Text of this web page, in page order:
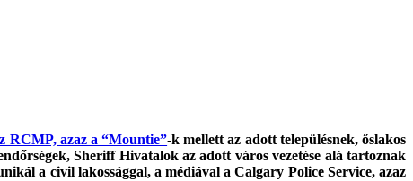
RCMP, azaz a “Mountie”-k mellett az adott településnek, őslakos
Sheriff Hivatalok az adott város vezetése alá tartoznak
a civil lakossággal, a médiával a Calgary Police Service, azaz